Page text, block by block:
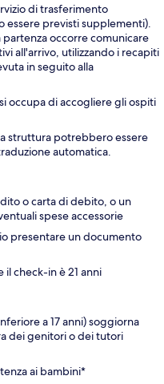
di trasferimento
previsti supplementi).
occorre comunicare
all'arrivo, utilizzando i recapiti
in seguito alla
occupa di accogliere gli ospiti
struttura potrebbero essere
automatica.
o carta di debito, o un
spese accessorie
presentare un documento
check-in è 21 anni
a 17 anni) soggiorna
dei genitori o dei tutori
ai bambini*